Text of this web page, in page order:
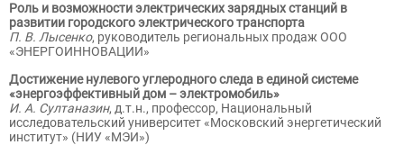
Роль и возможности электрических зарядных станций в
развитии городского электрического транспорта
П. В. Лысенко, руководитель региональных продаж ООО
«ЭНЕРГОИННОВАЦИИ»
Достижение нулевого углеродного следа в единой системе
«энергоэффективный дом – электромобиль»
И. А. Султаназин, д.т.н., профессор, Национальный
исследовательский университет «Московский энергетический
институт» (НИУ «МЭИ»)